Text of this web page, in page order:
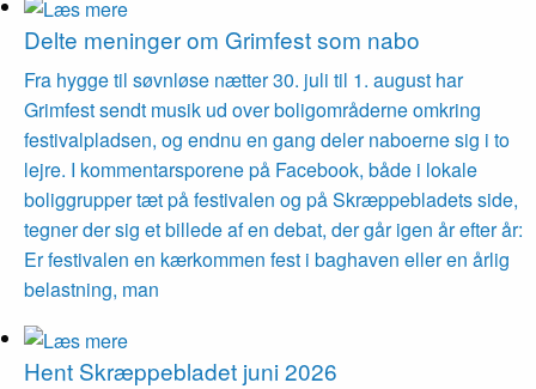
Delte meninger om Grimfest som nabo
Fra hygge til søvnløse nætter 30. juli til 1. august har
Grimfest sendt musik ud over boligområderne omkring
festivalpladsen, og endnu en gang deler naboerne sig i to
lejre. I kommentarsporene på Facebook, både i lokale
boliggrupper tæt på festivalen og på Skræppebladets side,
tegner der sig et billede af en debat, der går igen år efter år:
Er festivalen en kærkommen fest i baghaven eller en årlig
belastning, man
Hent Skræppe­bladet juni 2026